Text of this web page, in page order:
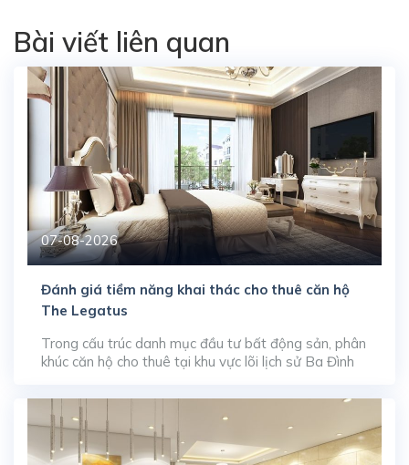
Bài viết liên quan
07-08-2026
Đánh giá tiềm năng khai thác cho thuê căn hộ
The Legatus
Trong cấu trúc danh mục đầu tư bất động sản, phân
khúc căn hộ cho thuê tại khu vực lõi lịch sử Ba Đình
năng tạo dòng tiền thụ động ổn định. Sở hữu tọa độ
góc giao tại số 22 Liễu Giai […]